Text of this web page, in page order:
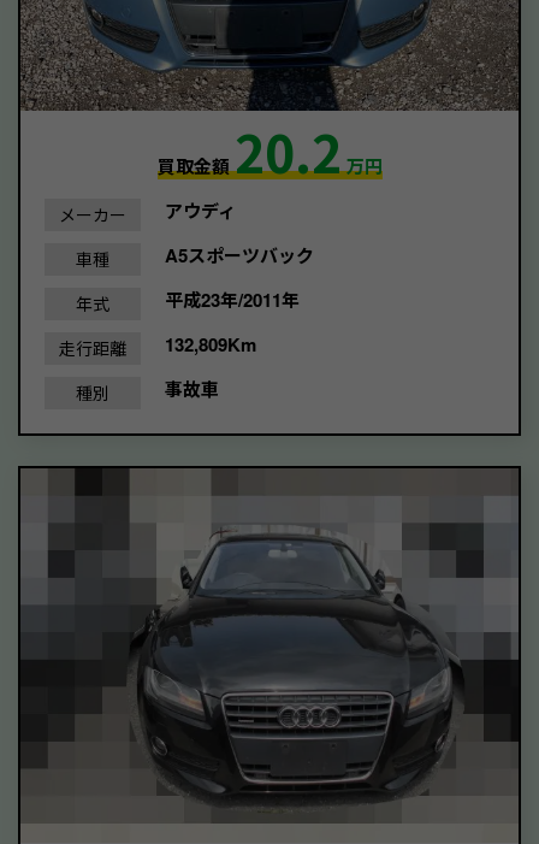
買取金額20.2万円
メーカー アウディ
車種 A5スポーツバック
年式 平成23年/2011年
走行距離 132,809Km
種別 事故車